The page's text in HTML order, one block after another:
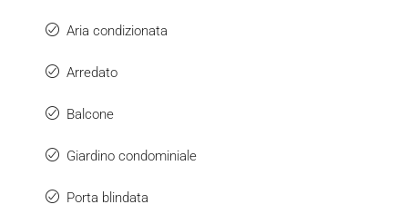
Aria condizionata
Arredato
Balcone
Giardino condominiale
Porta blindata